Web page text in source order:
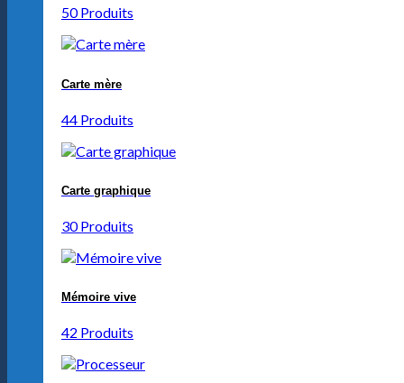
50 Produits
Carte mère
44 Produits
Carte graphique
30 Produits
Mémoire vive
42 Produits